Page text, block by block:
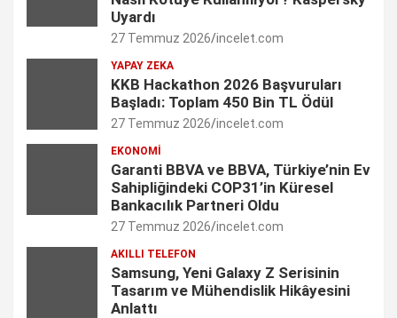
o
k
m
n
h
a
n
e
Uyardı
27 Temmuz 2026 incelet.com
YAPAY ZEKA
KKB Hackathon 2026 Başvuruları
Başladı: Toplam 450 Bin TL Ödül
27 Temmuz 2026 incelet.com
EKONOMI
Garanti BBVA ve BBVA, Türkiye’nin Ev
Sahipliğindeki COP31’in Küresel
Bankacılık Partneri Oldu
27 Temmuz 2026 incelet.com
AKILLI TELEFON
Samsung, Yeni Galaxy Z Serisinin
Tasarım ve Mühendislik Hikâyesini
Anlattı